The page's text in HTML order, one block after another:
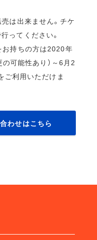
売は出来ません。チケ
ってください。
お持ちの方は2020年
の可能性あり）～6月2
ご利用いただけま
わせはこちら